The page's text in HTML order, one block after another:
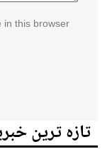
in this browser
تازہ ترین